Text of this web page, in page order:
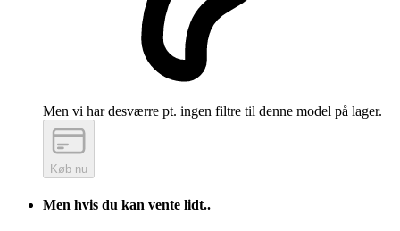
Men vi har desværre pt. ingen filtre til denne model på lager.
Køb nu
Men hvis du kan vente lidt..